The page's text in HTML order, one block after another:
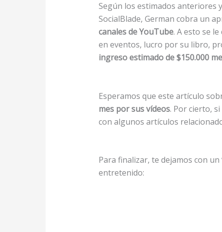
Según los estimados anteriores
SocialBlade, German cobra un
canales de YouTube. A esto se
en eventos, lucro por su libro,
ingreso estimado de $150.000
Esperamos que este artículo
mes por sus vídeos. Por cierto,
con algunos artículos
Para finalizar, te dejamos con un
entretenido: